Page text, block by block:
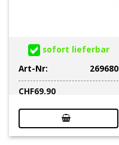
sofort lieferbar
Art-Nr:
269680
CHF69.90